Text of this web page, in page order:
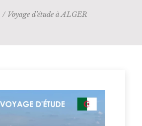
/ Voyage d’étude à ALGER